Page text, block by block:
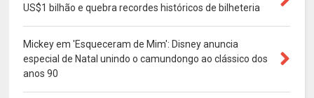
US$1 bilhão e quebra recordes históricos de bilheteria
Mickey em 'Esqueceram de Mim': Disney anuncia
especial de Natal unindo o camundongo ao clássico dos
anos 90